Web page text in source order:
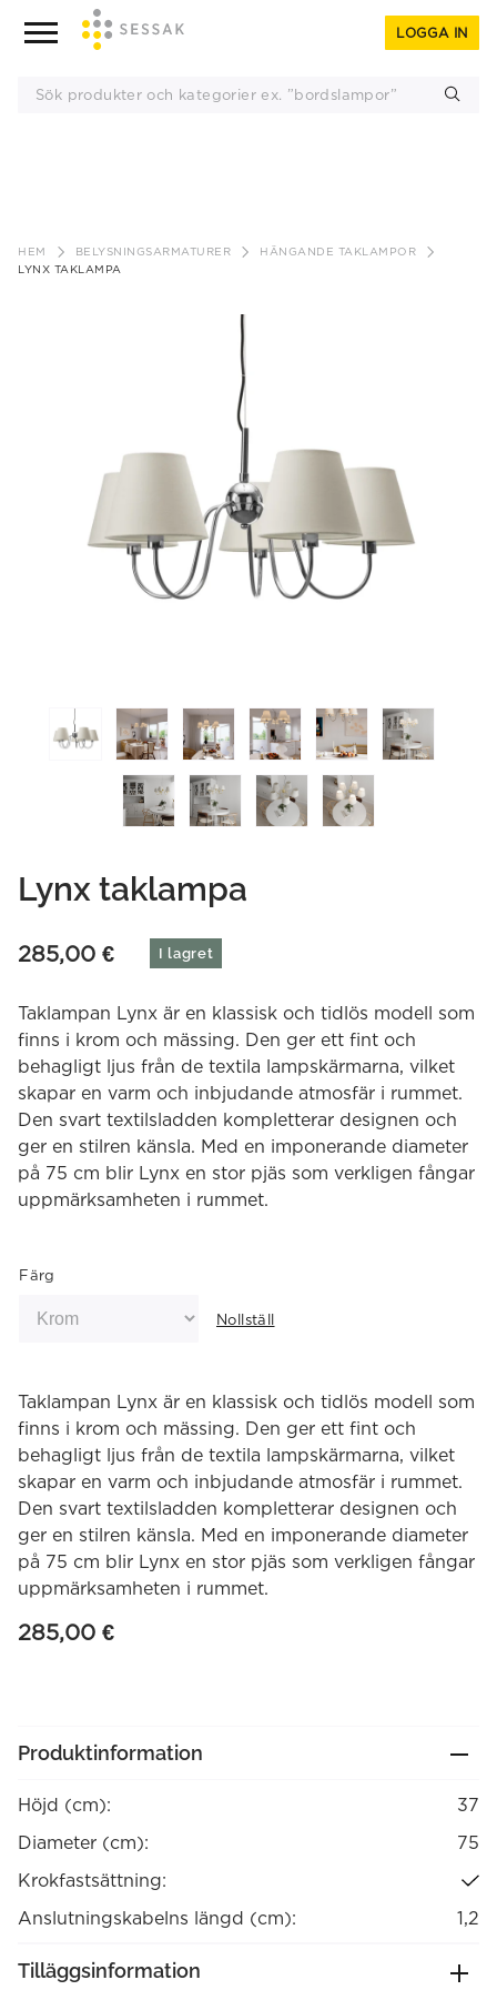
innehåll
LOGGA IN
HEM BELYSNINGSARMATURER
HÄNGANDE TAKLAMPOR
LYNX TAKLAMPA
Lynx taklampa
285,00 € I lagret
Taklampan Lynx är en klassisk och tidlös modell som
finns i krom och mässing. Den ger ett fint och
behagligt ljus från de textila lampskärmarna, vilket
skapar en varm och inbjudande atmosfär i rummet.
Den svart textilsladden kompletterar designen och
ger en stilren känsla. Med en imponerande diameter
på 75 cm blir Lynx en stor pjäs som verkligen fångar
uppmärksamheten i rummet.
Färg
Nollställ
Taklampan Lynx är en klassisk och tidlös modell som
finns i krom och mässing. Den ger ett fint och
behagligt ljus från de textila lampskärmarna, vilket
skapar en varm och inbjudande atmosfär i rummet.
Den svart textilsladden kompletterar designen och
ger en stilren känsla. Med en imponerande diameter
på 75 cm blir Lynx en stor pjäs som verkligen fångar
uppmärksamheten i rummet.
285,00 €
Produktinformation
Höjd (cm):
37
Diameter (cm):
75
Krokfastsättning:
Anslutningskabelns längd (cm):
1,2
Tilläggsinformation